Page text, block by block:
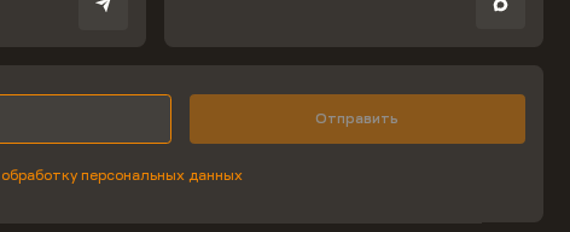
Отправить
обработку персональных данных